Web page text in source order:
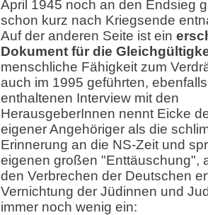
April 1945 noch an den Endsieg
schon kurz nach Kriegsende
Auf der anderen Seite ist ein
Dokument für die
menschliche Fähigkeit zum
auch im 1995 geführten,
enthaltenen Interview mit den
HerausgeberInnen nennt Eicke
eigener Angehöriger als die
Erinnerung an die NS-Zeit und
eigenen großen "Enttäuschung",
den Verbrechen der Deutschen
Vernichtung der Jüdinnen und
immer noch wenig ein: